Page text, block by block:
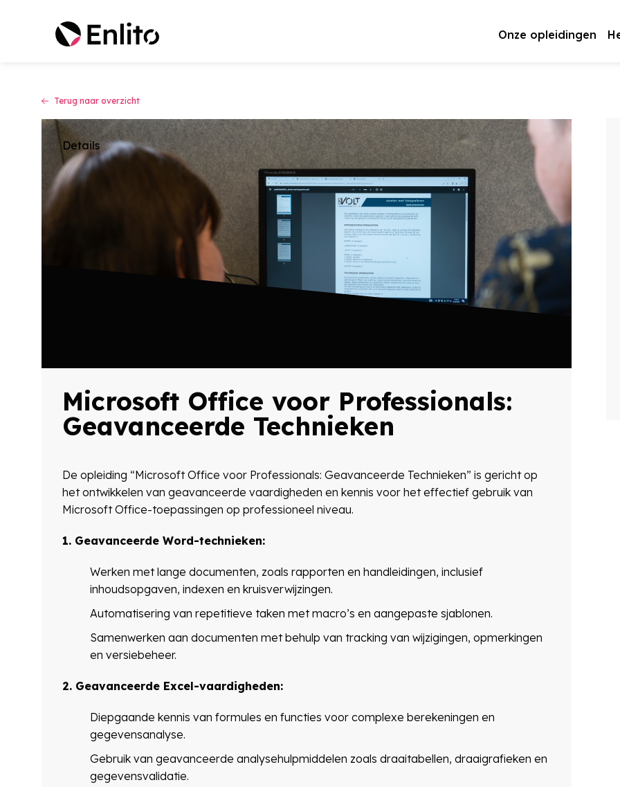
Onze opleidingen
Terug naar overzicht
Details
Microsoft Office voor Professionals:
Geavanceerde Technieken
De opleiding “Microsoft Office voor Professionals: Geavanceerde Technieken” is gericht op
het ontwikkelen van geavanceerde vaardigheden en kennis voor het effectief gebruik van
Microsoft Office-toepassingen op professioneel niveau.
1. Geavanceerde Word-technieken:
Werken met lange documenten, zoals rapporten en handleidingen, inclusief
inhoudsopgaven, indexen en kruisverwijzingen.
Automatisering van repetitieve taken met macro’s en aangepaste sjablonen.
Samenwerken aan documenten met behulp van tracking van wijzigingen, opmerkingen
en versiebeheer.
2. Geavanceerde Excel-vaardigheden:
Diepgaande kennis van formules en functies voor complexe berekeningen en
gegevensanalyse.
Gebruik van geavanceerde analysehulpmiddelen zoals draaitabellen, draaigrafieken en
gegevensvalidatie.